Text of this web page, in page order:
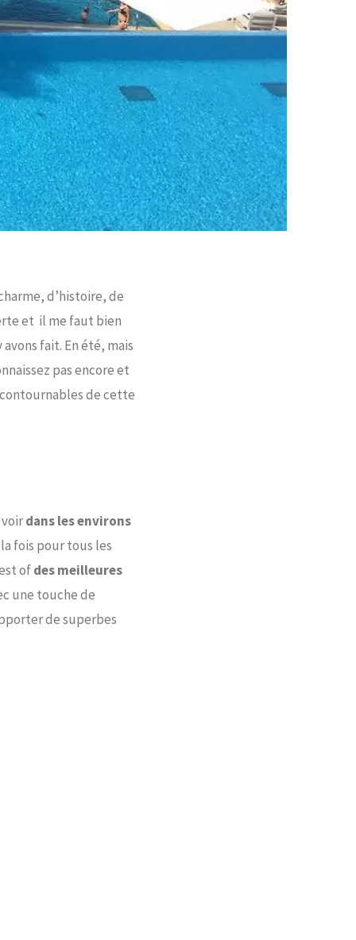
d’histoire, de
et il me faut bien
fait. En été, mais
pas encore et
de cette
dans les environs
fois pour tous les
ofdes meilleures
une touche de
de superbes